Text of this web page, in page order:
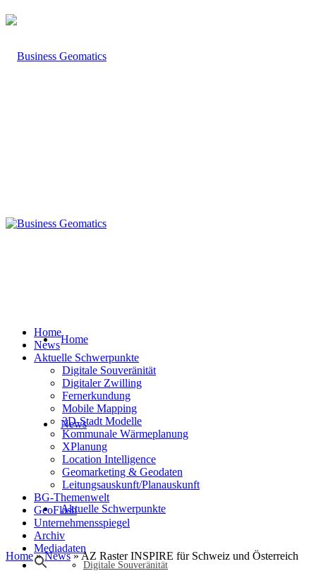
Home
News
Aktuelle Schwerpunkte
Digitale Souveränität
Home
News
Aktuelle Schwerpunkte
Digitale Souveränität
Digitaler Zwilling
Fernerkundung
Mobile Mapping
3D-Stadt Modelle
Kommunale Wärmeplanung
XPlanung
Location Intelligence
Geomarketing & Geodaten
Leitungsauskunft/Planauskunft
BG-Themenwelt
GeoFlash
Unternehmensspiegel
Archiv
Mediadaten
Home»News»AZ Raster INSPIRE für Schweiz und Österreich